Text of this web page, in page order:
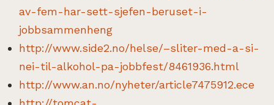
av-fem-har-sett-sjefen-beruset-i-
jobbsammenheng
http://www.side2.no/helse/–sliter-med-a-si-
nei-til-alkohol-pa-jobbfest/8461936.html
http://www.an.no/nyheter/article7475912.ece